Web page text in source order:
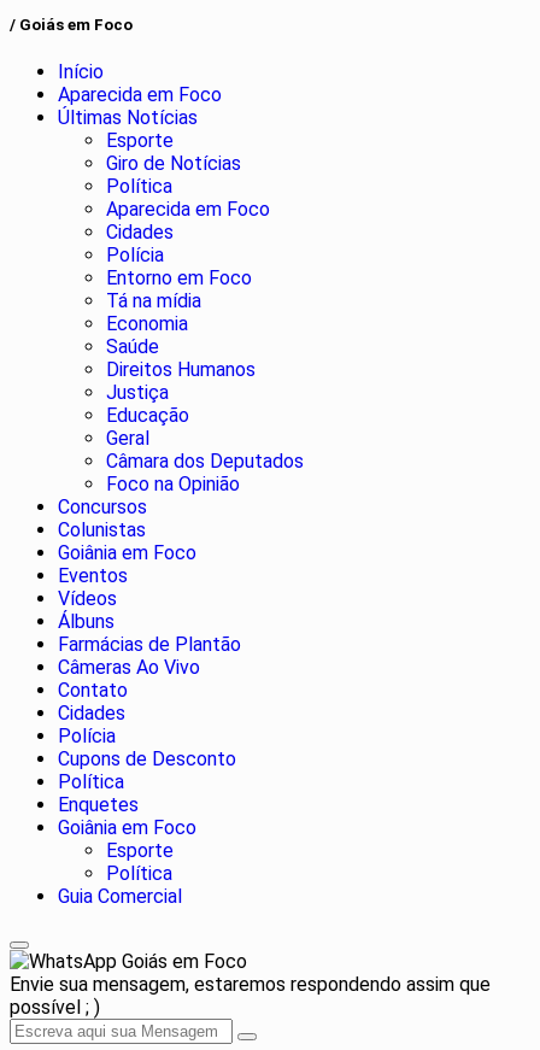
/ Goiás em Foco
Início
Aparecida em Foco
Últimas Notícias
Esporte
Giro de Notícias
Política
Aparecida em Foco
Cidades
Polícia
Entorno em Foco
Tá na mídia
Economia
Saúde
Direitos Humanos
Justiça
Educação
Geral
Câmara dos Deputados
Foco na Opinião
Concursos
Colunistas
Goiânia em Foco
Eventos
Vídeos
Álbuns
Farmácias de Plantão
Câmeras Ao Vivo
Contato
Cidades
Polícia
Cupons de Desconto
Política
Enquetes
Goiânia em Foco
Esporte
Política
Guia Comercial
Goiás em Foco
Envie sua mensagem, estaremos respondendo assim que
possível ; )